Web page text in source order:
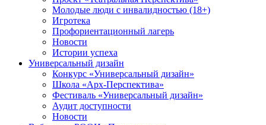
Молодые люди с инвалидностью (18+)
Игротека
Профориентационный лагерь
Новости
Истории успеха
Универсальный дизайн
Конкурс «Универсальный дизайн»
Школа «Арх-Перспектива»
Фестиваль «Универсальный дизайн»
Аудит доступности
Новости